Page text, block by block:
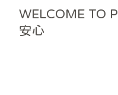
WELCOME TO
安心